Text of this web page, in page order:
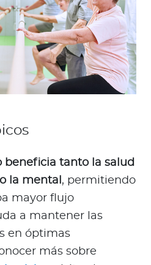
beneficia tanto la salud
la mental , permitiendo
mayor flujo
a mantener las
en óptimas
más sobre